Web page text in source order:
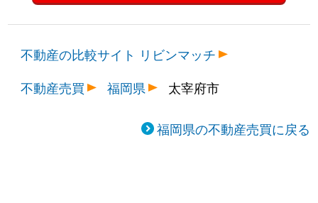
不動産の比較サイト リビンマッチ
不動産売買
福岡県 太宰府市
福岡県の不動産売買に戻る